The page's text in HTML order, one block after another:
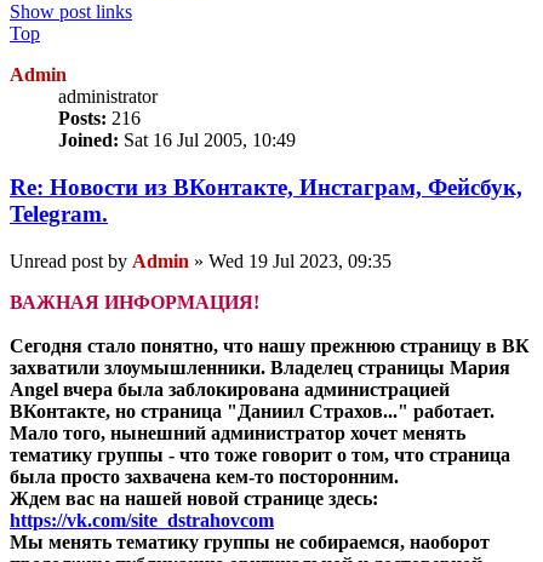
Show post links
Top
Admin
administrator
Posts: 216
Joined: Sat 16 Jul 2005, 10:49
Re: Новости из ВКонтакте, Инстаграм, Фейсбук,
Telegram.
Unread post by Admin » Wed 19 Jul 2023, 09:35
ВАЖНАЯ ИНФОРМАЦИЯ!
Сегодня стало понятно, что нашу прежнюю страницу в ВК
захватили злоумышленники. Владелец страницы Мария
Angel вчера была заблокирована администрацией
ВКонтакте, но страница "Даниил Страхов..." работает.
Мало того, нынешний администратор хочет менять
тематику группы - что тоже говорит о том, что страница
была просто захвачена кем-то посторонним.
Ждем вас на нашей новой странице здесь:
https://vk.com/site_dstrahovcom
Мы менять тематику группы не собираемся, наоборот